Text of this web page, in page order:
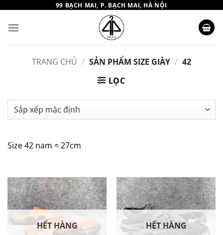
nội
dung
99 BẠCH MAI, P. BẠCH MAI, HÀ NỘI
TRANG CHỦ / SẢN PHẨM SIZE GIÀY / 42
LỌC
Size 42 nam = 27cm
HẾT HÀNG HẾT HÀNG